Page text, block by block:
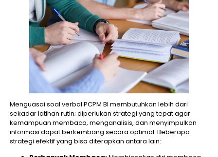
Menguasai soal verbal PCPM BI membutuhkan lebih dari
sekadar latihan rutin; diperlukan strategi yang tepat agar
kemampuan membaca, menganalisis, dan menyimpulkan
informasi dapat berkembang secara optimal. Beberapa
strategi efektif yang bisa diterapkan antara lain: